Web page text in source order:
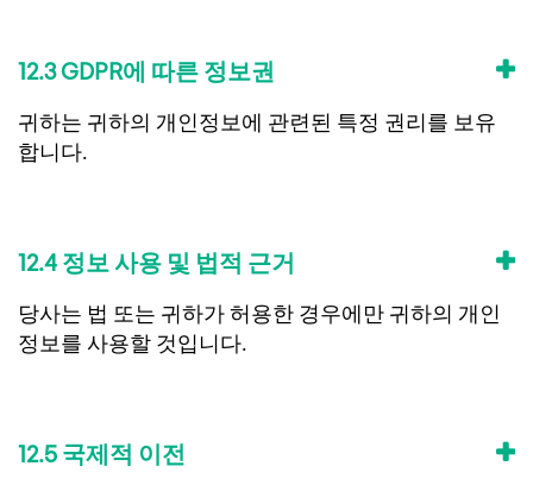
12.3 GDPR에 따른 정보권
귀하는 귀하의 개인정보에 관련된 특정 권리를 보유
합니다.
12.4 정보 사용 및 법적 근거
당사는 법 또는 귀하가 허용한 경우에만 귀하의 개인
정보를 사용할 것입니다.
12.5 국제적 이전